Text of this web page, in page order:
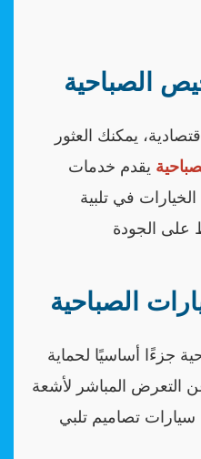
الصباحية
يمكنك العثور
يقدم خدمات
في تلبية
الصباحية
جزءًا أساسيًا لحماية
التعرض المباشر لأشعة
سيارات تصاميم تلبي